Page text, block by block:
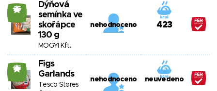
25
Dýňová
semínka ve
skořápce
130 g
MOGYI Kft.
nehodnoceno 423
25
Figs
Garlands
Tesco Stores
nehodnoceno neuvedeno